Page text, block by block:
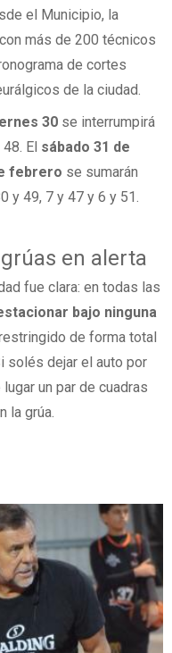
el Municipio, la
más de 200 técnicos
de cortes
de la ciudad.
30 se interrumpirá
El sábado 31 de
febrero se sumarán
y 49, 7 y 47 y 6 y 51.
en alerta
fue clara: en todas las
bajo ninguna
de forma total
solés dejar el auto por
un par de cuadras
la grúa.